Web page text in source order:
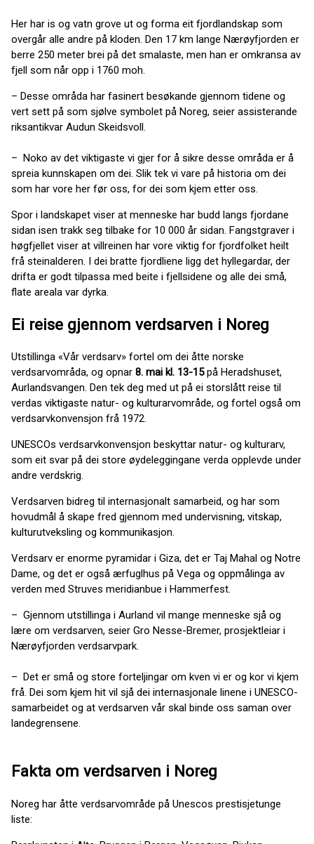
Her har is og vatn grove ut og forma eit fjordlandskap som
overgår alle andre på kloden. Den 17 km lange Nærøyfjorden er
berre 250 meter brei på det smalaste, men han er omkransa av
fjell som når opp i 1760 moh.
– Desse områda har fasinert besøkande gjennom tidene og
vert sett på som sjølve symbolet på Noreg, seier assisterande
riksantikvar Audun Skeidsvoll.
– Noko av det viktigaste vi gjer for å sikre desse områda er å
spreia kunnskapen om dei. Slik tek vi vare på historia om dei
som har vore her før oss, for dei som kjem etter oss.
Spor i landskapet viser at menneske har budd langs fjordane
sidan isen trakk seg tilbake for 10 000 år sidan. Fangstgraver i
høgfjellet viser at villreinen har vore viktig for fjordfolket heilt
frå steinalderen. I dei bratte fjordliene ligg det hyllegardar, der
drifta er godt tilpassa med beite i fjellsidene og alle dei små,
flate areala var dyrka.
Ei reise gjennom verdsarven i Noreg
Utstillinga «Vår verdsarv» fortel om dei åtte norske
verdsarvområda, og opnar 8. mai kl. 13-15på Heradshuset,
Aurlandsvangen. Den tek deg med ut på ei storslått reise til
verdas viktigaste natur- og kulturarvområde, og fortel også om
verdsarvkonvensjon frå 1972.
UNESCOs verdsarvkonvensjon beskyttar natur- og kulturarv,
som eit svar på dei store øydeleggingane verda opplevde under
andre verdskrig.
Verdsarven bidreg til internasjonalt samarbeid, og har som
hovudmål å skape fred gjennom med undervisning, vitskap,
kulturutveksling og kommunikasjon.
Verdsarv er enorme pyramidar i Giza, det er Taj Mahal og Notre
Dame, og det er også ærfuglhus på Vega og oppmålinga av
verden med Struves meridianbue i Hammerfest.
– Gjennom utstillinga i Aurland vil mange menneske sjå og
lære om verdsarven, seier Gro Nesse-Bremer, prosjektleiar i
Nærøyfjorden verdsarvpark.
– Det er små og store forteljingar om kven vi er og kor vi kjem
frå. Dei som kjem hit vil sjå dei internasjonale linene i UNESCO-
samarbeidet og at verdsarven vår skal binde oss saman over
landegrensene.
Fakta om verdsarven i Noreg
Noreg har åtte verdsarvområde på Unescos prestisjetunge
liste: